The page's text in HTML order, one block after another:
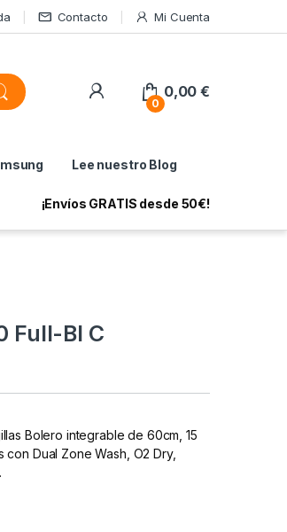
Contacto Mi Cuenta
My Account
0
0,00€
Lee nuestro Blog
¡Envíos GRATIS desde 50€!
Full-BI C
Bolero integrable de 60cm, 15
Dual Zone Wash, O2 Dry,